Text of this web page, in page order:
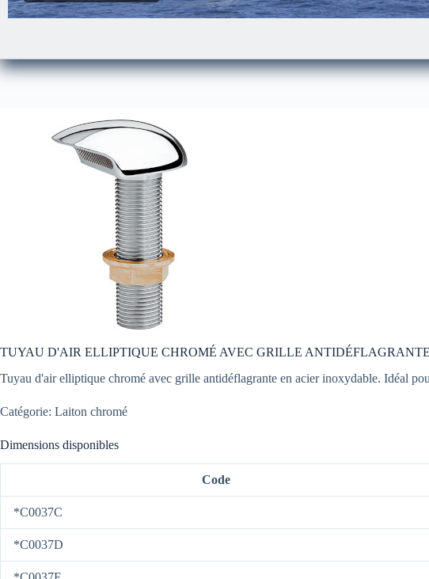
TUYAU D'AIR ELLIPTIQUE CHROMÉ AVEC GRILLE
Tuyau d'air elliptique chromé avec grille antidéflagrante en acier inoxydable. Idéal
Catégorie: Laiton chromé
Dimensions disponibles
Code
*C0037C
*C0037D